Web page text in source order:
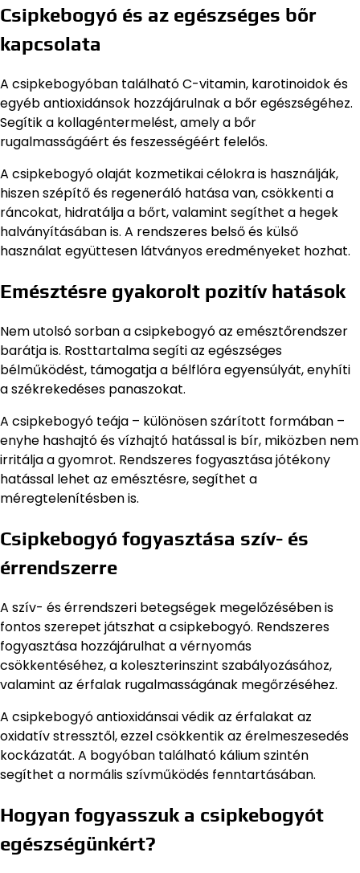
Csipkebogyó és az egészséges bőr
kapcsolata
A csipkebogyóban található C-vitamin, karotinoidok és
egyéb antioxidánsok hozzájárulnak a bőr egészségéhez.
Segítik a kollagéntermelést, amely a bőr
rugalmasságáért és feszességéért felelős.
A csipkebogyó olaját kozmetikai célokra is használják,
hiszen szépítő és regeneráló hatása van, csökkenti a
ráncokat, hidratálja a bőrt, valamint segíthet a hegek
halványításában is. A rendszeres belső és külső
használat együttesen látványos eredményeket hozhat.
Emésztésre gyakorolt pozitív hatások
Nem utolsó sorban a csipkebogyó az emésztőrendszer
barátja is. Rosttartalma segíti az egészséges
bélműködést, támogatja a bélflóra egyensúlyát, enyhíti
a székrekedéses panaszokat.
A csipkebogyó teája – különösen szárított formában –
enyhe hashajtó és vízhajtó hatással is bír, miközben nem
irritálja a gyomrot. Rendszeres fogyasztása jótékony
hatással lehet az emésztésre, segíthet a
méregtelenítésben is.
Csipkebogyó fogyasztása szív- és
érrendszerre
A szív- és érrendszeri betegségek megelőzésében is
fontos szerepet játszhat a csipkebogyó. Rendszeres
fogyasztása hozzájárulhat a vérnyomás
csökkentéséhez, a koleszterinszint szabályozásához,
valamint az érfalak rugalmasságának megőrzéséhez.
A csipkebogyó antioxidánsai védik az érfalakat az
oxidatív stressztől, ezzel csökkentik az érelmeszesedés
kockázatát. A bogyóban található kálium szintén
segíthet a normális szívműködés fenntartásában.
Hogyan fogyasszuk a csipkebogyót
egészségünkért?